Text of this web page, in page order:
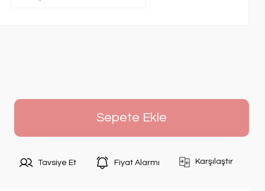
Sepete Ekle
Tavsiye Et Fiyat Alarmı Karşılaştır